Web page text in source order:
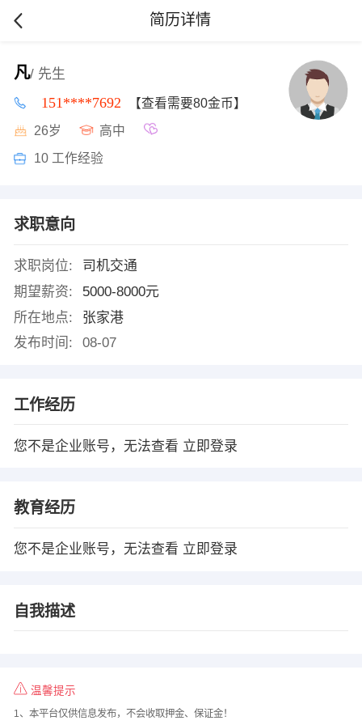
简历详情
凡/ 先生
151****7692 【查看需要80金币】
26岁 高中
10 工作经验
求职意向
求职岗位:
司机交通
期望薪资:
5000-8000元
所在地点:
张家港
发布时间:
08-07
工作经历
您不是企业账号，无法查看 立即登录
教育经历
您不是企业账号，无法查看 立即登录
自我描述
温馨提示
1、本平台仅供信息发布，不会收取押金、保证金！